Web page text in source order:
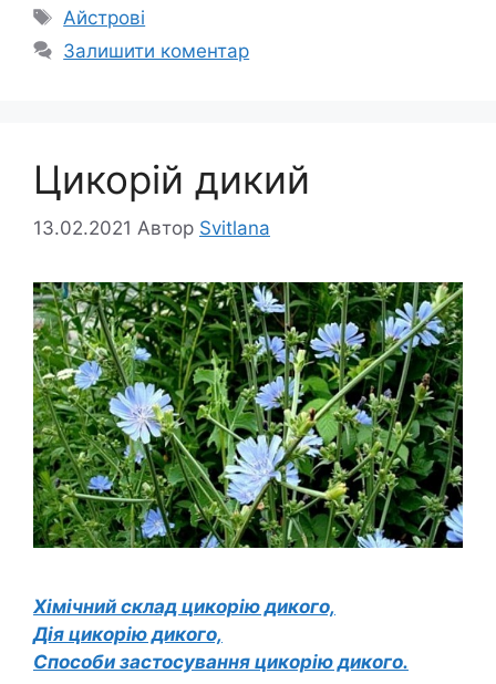
Позначки
Айстрові
Залишити коментар
Цикорій дикий
13.02.2021 Автор Svitlana
Хімічний склад цикорію дикого,
Дія цикорію дикого,
Способи застосування цикорію дикого.